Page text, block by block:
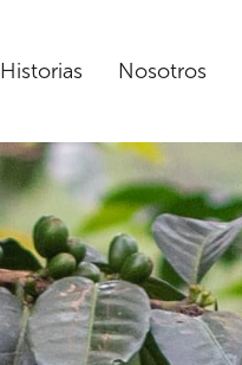
Historias Nosotros